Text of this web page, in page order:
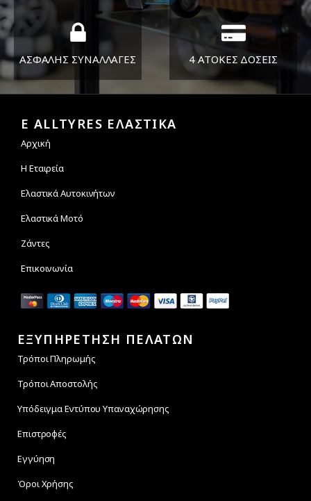
ΑΣΦΑΛΗΣ ΣΥΝΑΛΛΑΓΕΣ 4 ΑΤΟΚΕΣ ΔΟΣΕΙΣ
E ALLTYRES ΕΛΑΣΤΙΚΑ
Αρχική
Η Εταιρεία
Ελαστικά Αυτοκινήτων
Ελαστικά Μοτό
Ζάντες
Επικοινωνία
ΕΞΥΠΗΡΕΤΗΣΗ ΠΕΛΑΤΩΝ
Τρόποι Πληρωμής
Τρόποι Αποστολής
Υπόδειγμα Εντύπου Υπαναχώρησης
Επιστροφές
Εγγύηση
Όροι Χρήσης